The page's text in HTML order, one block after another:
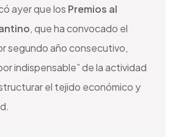
ayer que los Premios al
, que ha convocado el
segundo año consecutivo,
indispensable” de la actividad
el tejido económico y